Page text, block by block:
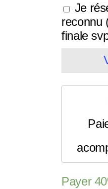
Je
reconnu
finale
Payer